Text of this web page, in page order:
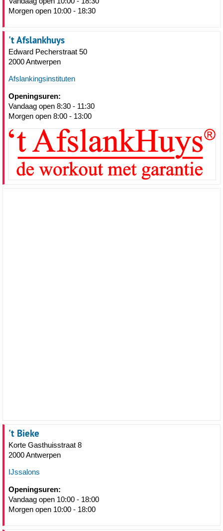
Morgen open 10:00 - 18:30
't Afslankhuys
Edward Pecherstraat 50
2000 Antwerpen
Afslankingsinstituten
Openingsuren:
Vandaag open 8:30 - 11:30
Morgen open 8:00 - 13:00
't Bieke
Korte Gasthuisstraat 8
2000 Antwerpen
IJssalons
Openingsuren:
Vandaag open 10:00 - 18:00
Morgen open 10:00 - 18:00